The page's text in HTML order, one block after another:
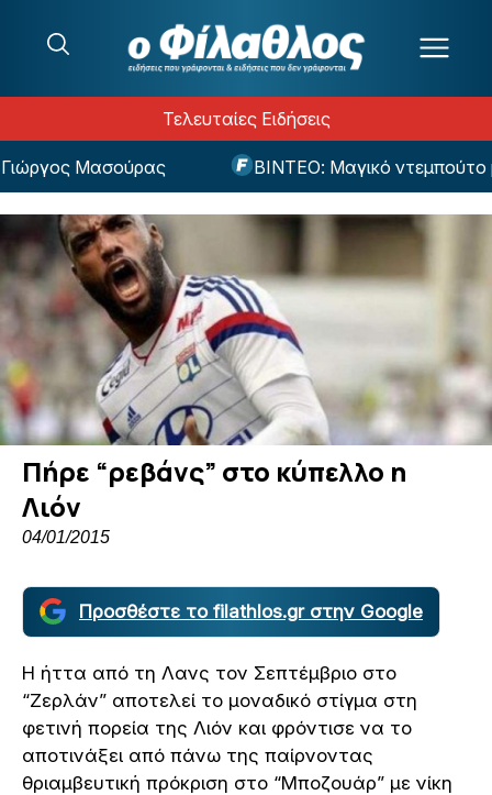
Τελευταίες Ειδήσεις
Μασούρας ΒΙΝΤΕΟ: Μαγικό ντεμπούτο με
Πήρε “ρεβάνς” στο κύπελλο η
Λιόν
04/01/2015
Προσθέστε το filathlos.gr στην Google
Η ήττα από τη Λανς τον Σεπτέμβριο στο
“Ζερλάν” αποτελεί το μοναδικό στίγμα στη
φετινή πορεία της Λιόν και φρόντισε να το
αποτινάξει από πάνω της παίρνοντας
θριαμβευτική πρόκριση στο “Μποζουάρ” με νίκη